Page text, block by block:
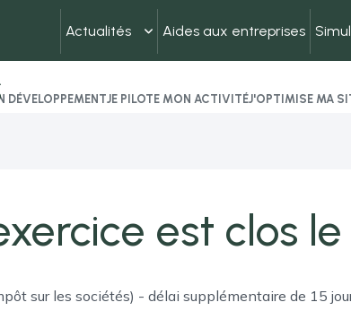
Actualités Aides aux entreprises
DÉVELOPPEMENTJE PILOTE MON ACTIVITÉJ'OPTIMISE MA
est clos
sur les sociétés) - délai supplémentaire de 15